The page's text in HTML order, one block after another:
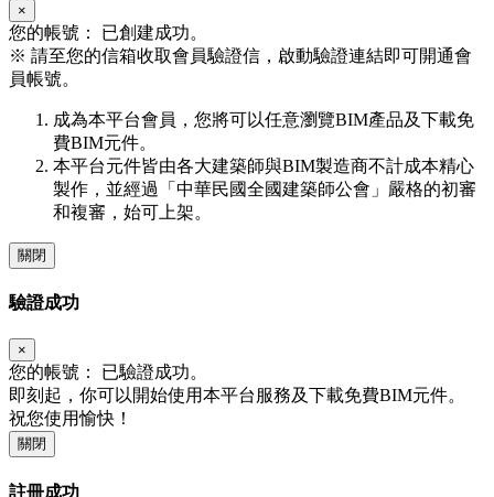
×
您的帳號：
已創建成功。
※ 請至您的信箱收取會員驗證信，啟動驗證連結即可開通會
員帳號。
成為本平台會員，您將可以任意瀏覽BIM產品及下載免
費BIM元件。
本平台元件皆由各大建築師與BIM製造商不計成本精心
製作，並經過「中華民國全國建築師公會」嚴格的初審
和複審，始可上架。
關閉
驗證成功
×
您的帳號：
已驗證成功。
即刻起，你可以開始使用本平台服務及下載免費BIM元件。
祝您使用愉快！
關閉
註冊成功